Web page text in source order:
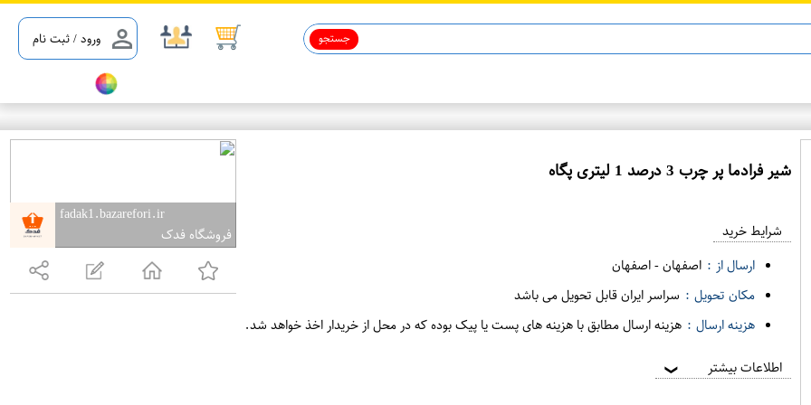
ورود / ثبت نام جستجو
fadak1.bazarefori.ir
فروشگاه فدک
شیر فرادما پر چرب 3 درصد 1 لیتری پگاه
ف
شرایط خرید
ارسال از : اصفهان-اصفهان
مکان تحویل : سراسر ایران قابل تحویل می باشد
هزینه ارسال : هزینه ارسال مطابق با هزینه های پست یا پیک بوده که در محل از خریدار اخذ خواهد شد.
اطلاعات بیشتر ❯